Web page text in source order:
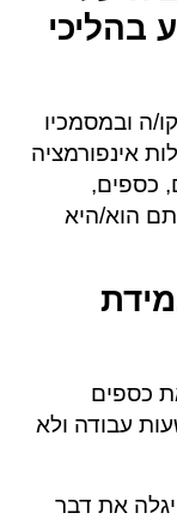
בהליכי
ה ובמסמכיו
אינפורמציה
כספים,
הוא/היא
כספים
עבודה ולא
את דבר